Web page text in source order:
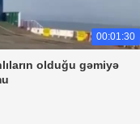
00:01:30
olduğu gəmiyə